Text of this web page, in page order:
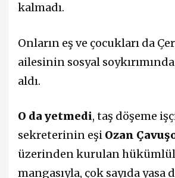
kalmadı.
Onların eş ve çocukları da
ailesinin sosyal
aldı.
O da yetmedi, taş döşeme
sekreterinin eşi Ozan
üzerinden kurulan
mangasıyla, çok sayıda yasa